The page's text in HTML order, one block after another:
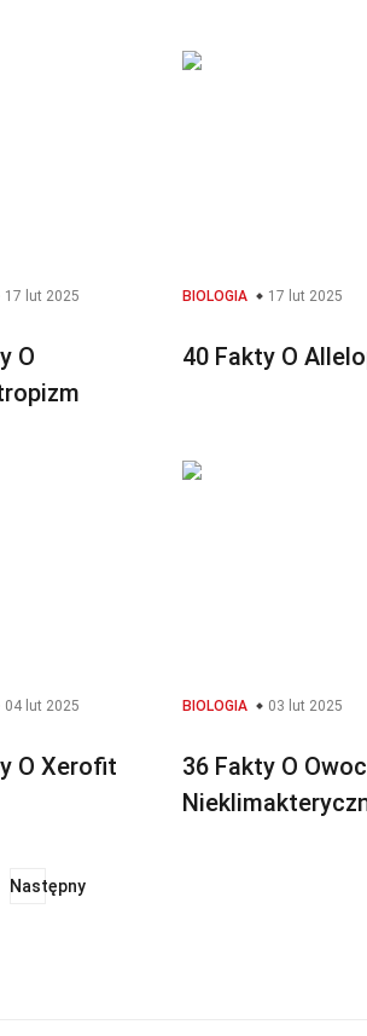
17 lut 2025
O
BIOLOGIA 17 lut 2025
40 Fakty O
04 lut 2025
O Xerofit
BIOLOGIA 03 lut 2025
36 Fakty O
Następny